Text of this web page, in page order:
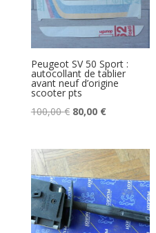
Peugeot SV 50 Sport :
autocollant de tablier
avant neuf d’origine
scooter pts
100,00€ Le
initial
était :
100,00 €.
80,00 €Le
actuel
est :
80,00 €.